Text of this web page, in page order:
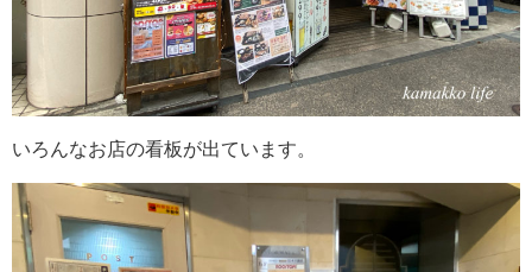
いろんなお店の看板が出ています。